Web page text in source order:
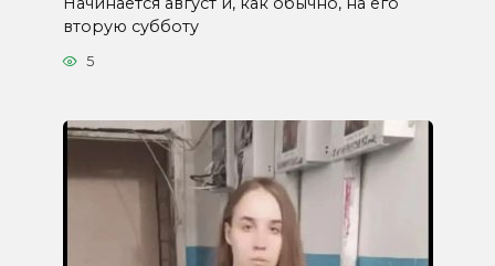
вторую субботу
5